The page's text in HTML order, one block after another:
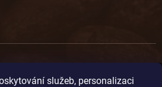
služeb, personalizaci